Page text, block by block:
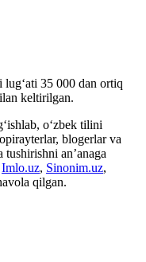
35 000 dan ortiq
keltirilgan.
o‘zbek tilini
blogerlar va
an’anaga
Imlo.uz, Sinonim.uz,
qilgan.